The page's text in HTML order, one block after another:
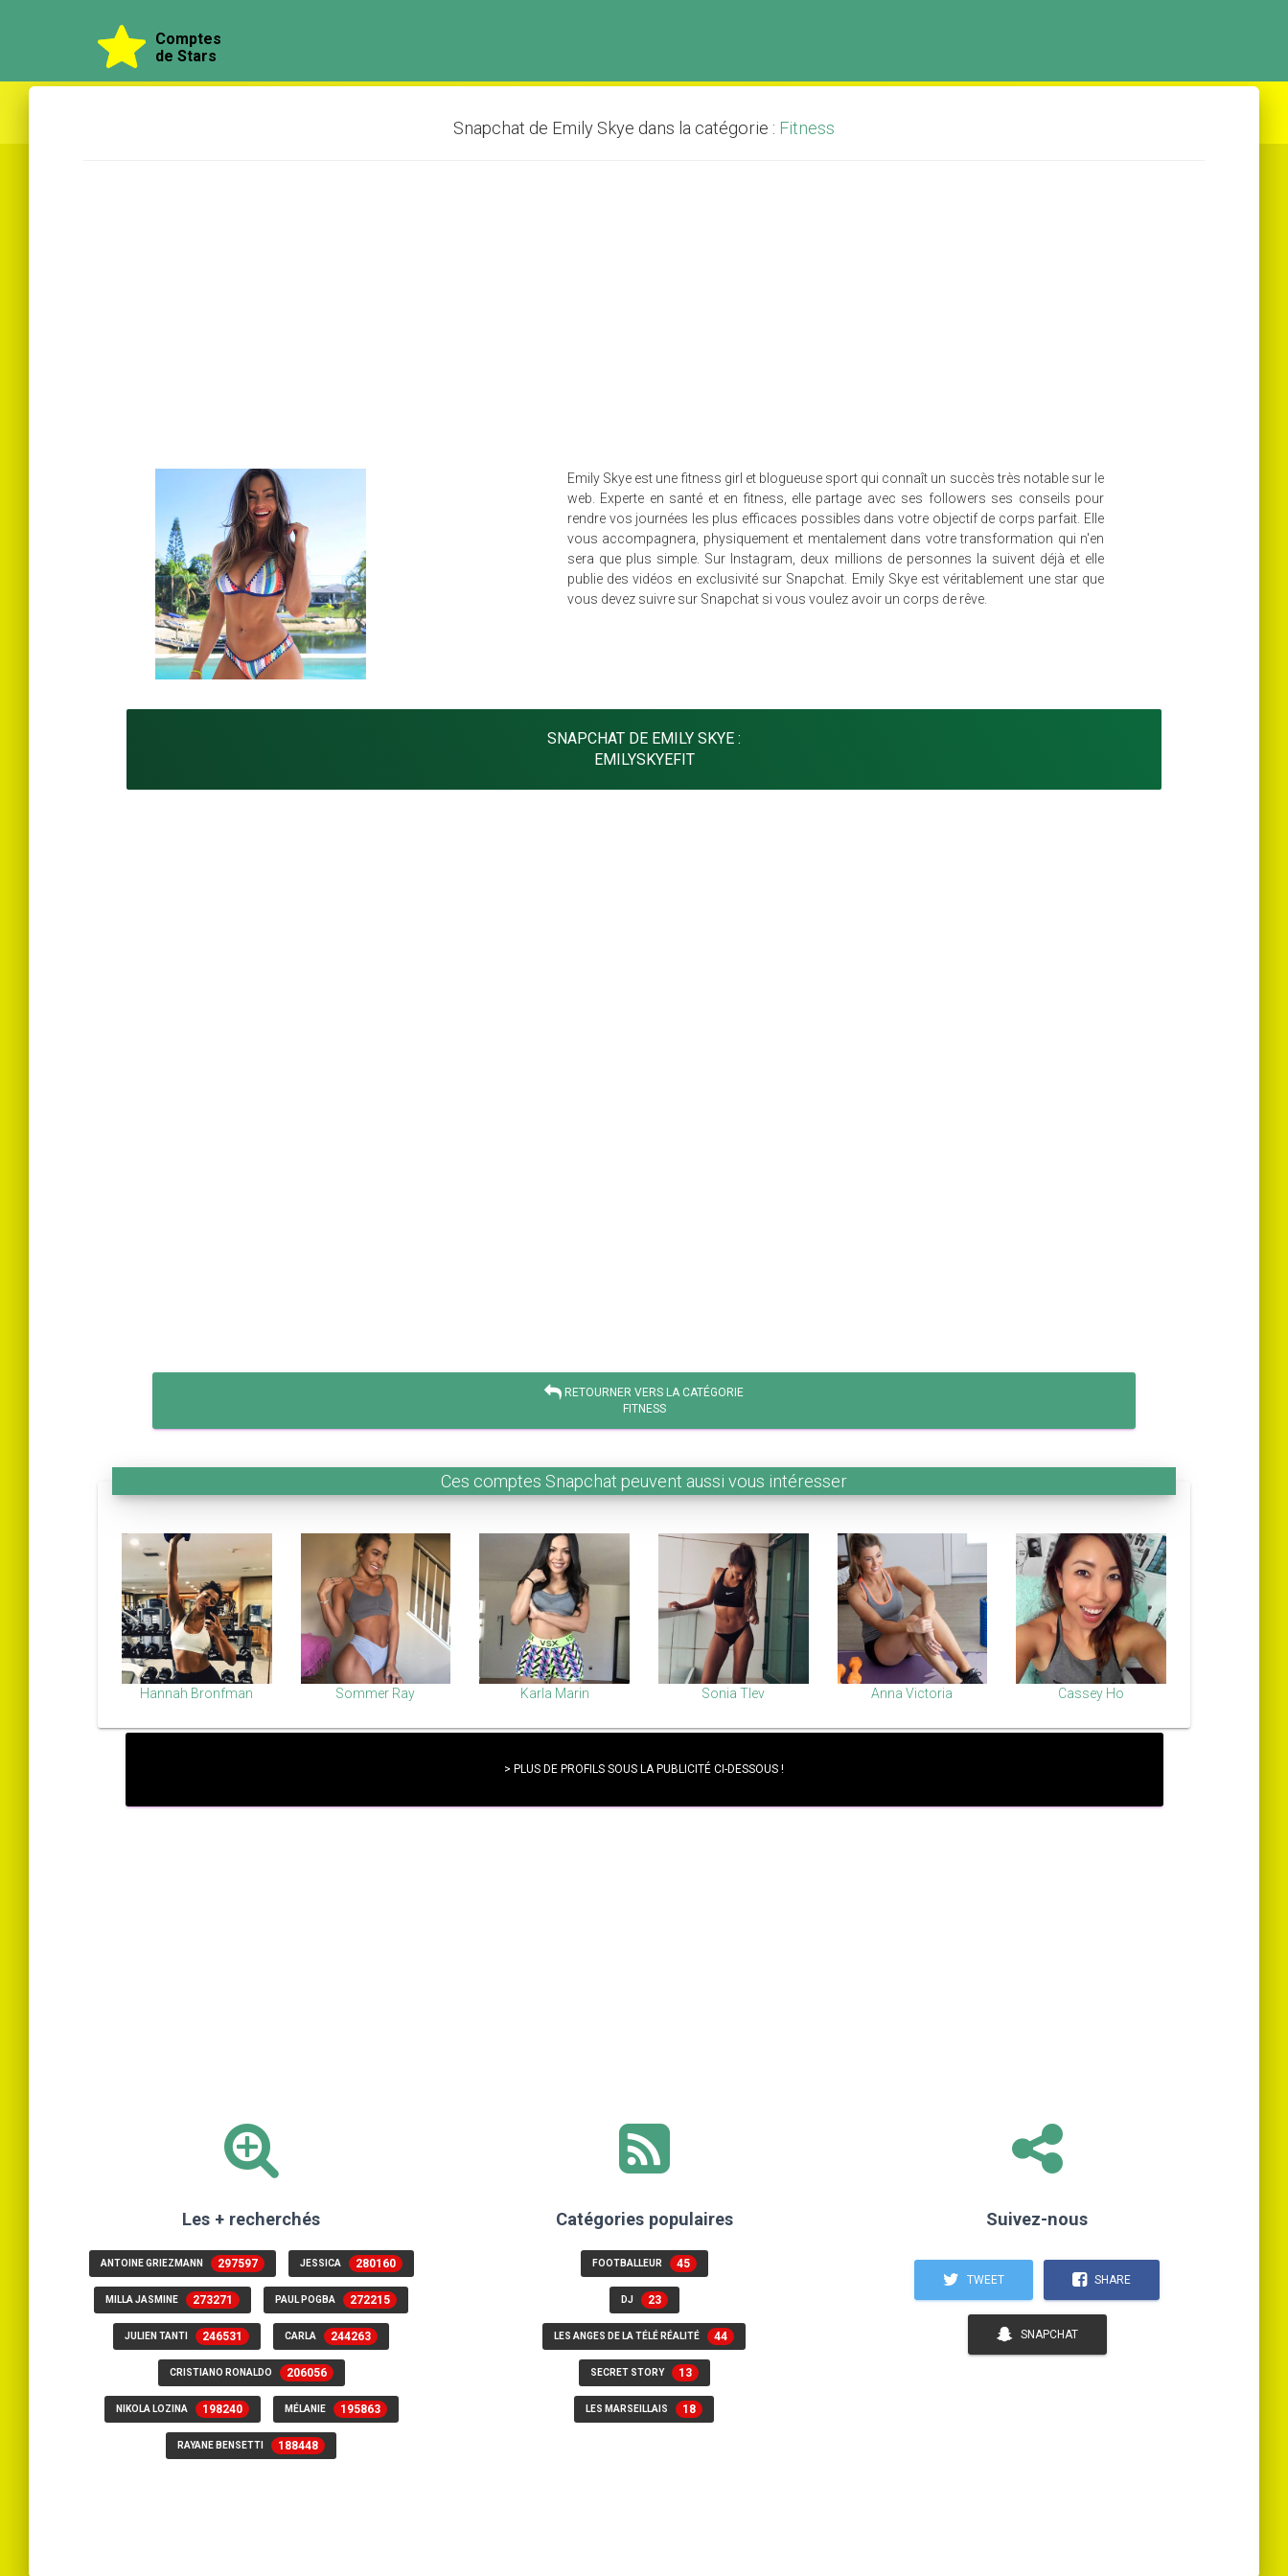
Comptes
de Stars
Snapchat de Emily Skye dans la catégorie : Fitness
Emily Skye est une fitness girl et blogueuse sport qui connaît un succès très notable sur le
web. Experte en santé et en fitness, elle partage avec ses followers ses conseils pour
rendre vos journées les plus efficaces possibles dans votre objectif de corps parfait. Elle
vous accompagnera, physiquement et mentalement dans votre transformation qui n'en
sera que plus simple. Sur Instagram, deux millions de personnes la suivent déjà et elle
publie des vidéos en exclusivité sur Snapchat. Emily Skye est véritablement une star que
vous devez suivre sur Snapchat si vous voulez avoir un corps de rêve.
SNAPCHAT DE EMILY SKYE :
EMILYSKYEFIT
RETOURNER VERS LA CATÉGORIE
FITNESS
Ces comptes Snapchat peuvent aussi vous intéresser
Hannah Bronfman Sommer Ray Karla Marin Sonia Tlev Anna Victoria Cassey Ho
> PLUS DE PROFILS SOUS LA PUBLICITÉ CI-DESSOUS !
Les + recherchés
ANTOINE GRIEZMANN 297597 JESSICA 280160
MILLA JASMINE 273271 PAUL POGBA 272215
JULIEN TANTI 246531 CARLA 244263
CRISTIANO RONALDO 206056
NIKOLA LOZINA 198240 MÉLANIE 195863
RAYANE BENSETTI 188448
Catégories populaires
FOOTBALLEUR 45
DJ 23
LES ANGES DE LA TÉLÉ RÉALITÉ 44
SECRET STORY 13
LES MARSEILLAIS 18
Suivez-nous
TWEET SHARE
SNAPCHAT